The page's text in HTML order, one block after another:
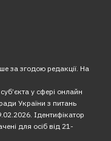
за згодою редакції. На
у сфері онлайн
України з питань
Ідентифікатор
для осіб від 21-